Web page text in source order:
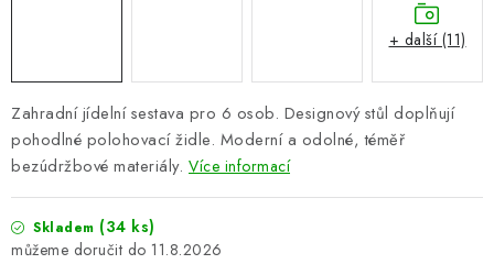
Podmínky ochrany osobních údajů
Zahradní jídelní sestava pro 6 osob. Designový stůl doplňují
pohodlné polohovací židle. Moderní a odolné, téměř
bezúdržbové materiály. Více informací
Skladem (34 ks)
11.8.2026
+ další (11)